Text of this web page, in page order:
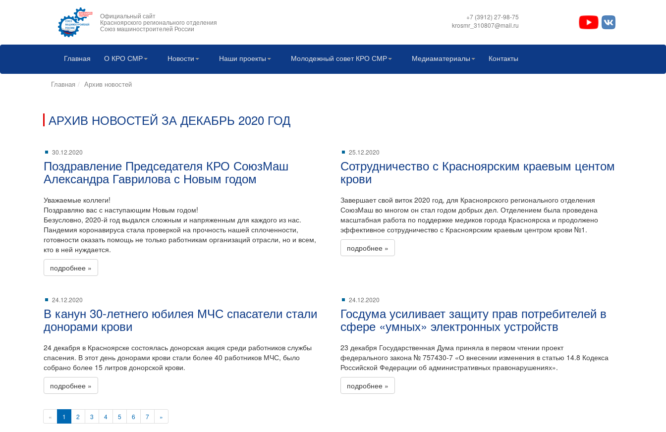
Официальный сайт
Красноярского регионального отделения
Союз машиностроителей России
+7 (3912) 27-98-75
krosmr_310807@mail.ru
Главная О КРО СМР Новости Наши проекты Молодежный совет КРО СМР Медиаматериалы Контакты
Главная Архив новостей
АРХИВ НОВОСТЕЙ ЗА ДЕКАБРЬ 2020 ГОД
30.12.2020
Поздравление Председателя КРО СоюзМаш
Александра Гаврилова с Новым годом
Уважаемые коллеги!
Поздравляю вас с наступающим Новым годом!
Безусловно, 2020-й год выдался сложным и напряженным для каждого из нас.
Пандемия коронавируса стала проверкой на прочность нашей сплоченности,
готовности оказать помощь не только работникам организаций отрасли, но и всем,
кто в ней нуждается.
подробнее »
25.12.2020
Сотрудничество с Красноярским краевым центом
крови
Завершает свой виток 2020 год, для Красноярского регионального отделения
СоюзМаш во многом он стал годом добрых дел. Отделением была проведена
масштабная работа по поддержке медиков города Красноярска и продолжено
эффективное сотрудничество с Красноярским краевым центром крови №1.
подробнее »
24.12.2020
В канун 30-летнего юбилея МЧС спасатели стали
донорами крови
24 декабря в Красноярске состоялась донорская акция среди работников службы
спасения. В этот день донорами крови стали более 40 работников МЧС, было
собрано более 15 литров донорской крови.
подробнее »
24.12.2020
Госдума усиливает защиту прав потребителей в
сфере «умных» электронных устройств
23 декабря Государственная Дума приняла в первом чтении проект
федерального закона № 757430-7 «О внесении изменения в статью 14.8 Кодекса
Российской Федерации об административных правонарушениях».
подробнее »
« 1 2 3 4 5 6 7 »